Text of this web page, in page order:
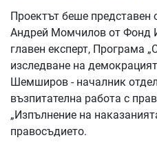
Проектът беше
Андрей Момчилов от Фонд
главен експерт, Програма
изследване на
Шемширов - началник
възпитателна работа с
„Изпълнение на
правосъдието.